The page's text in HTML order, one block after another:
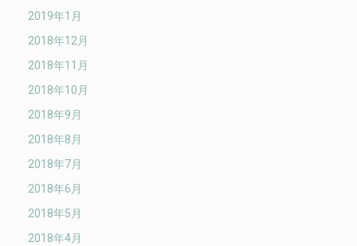
2019年1月
2018年12月
2018年11月
2018年10月
2018年9月
2018年8月
2018年7月
2018年6月
2018年5月
2018年4月